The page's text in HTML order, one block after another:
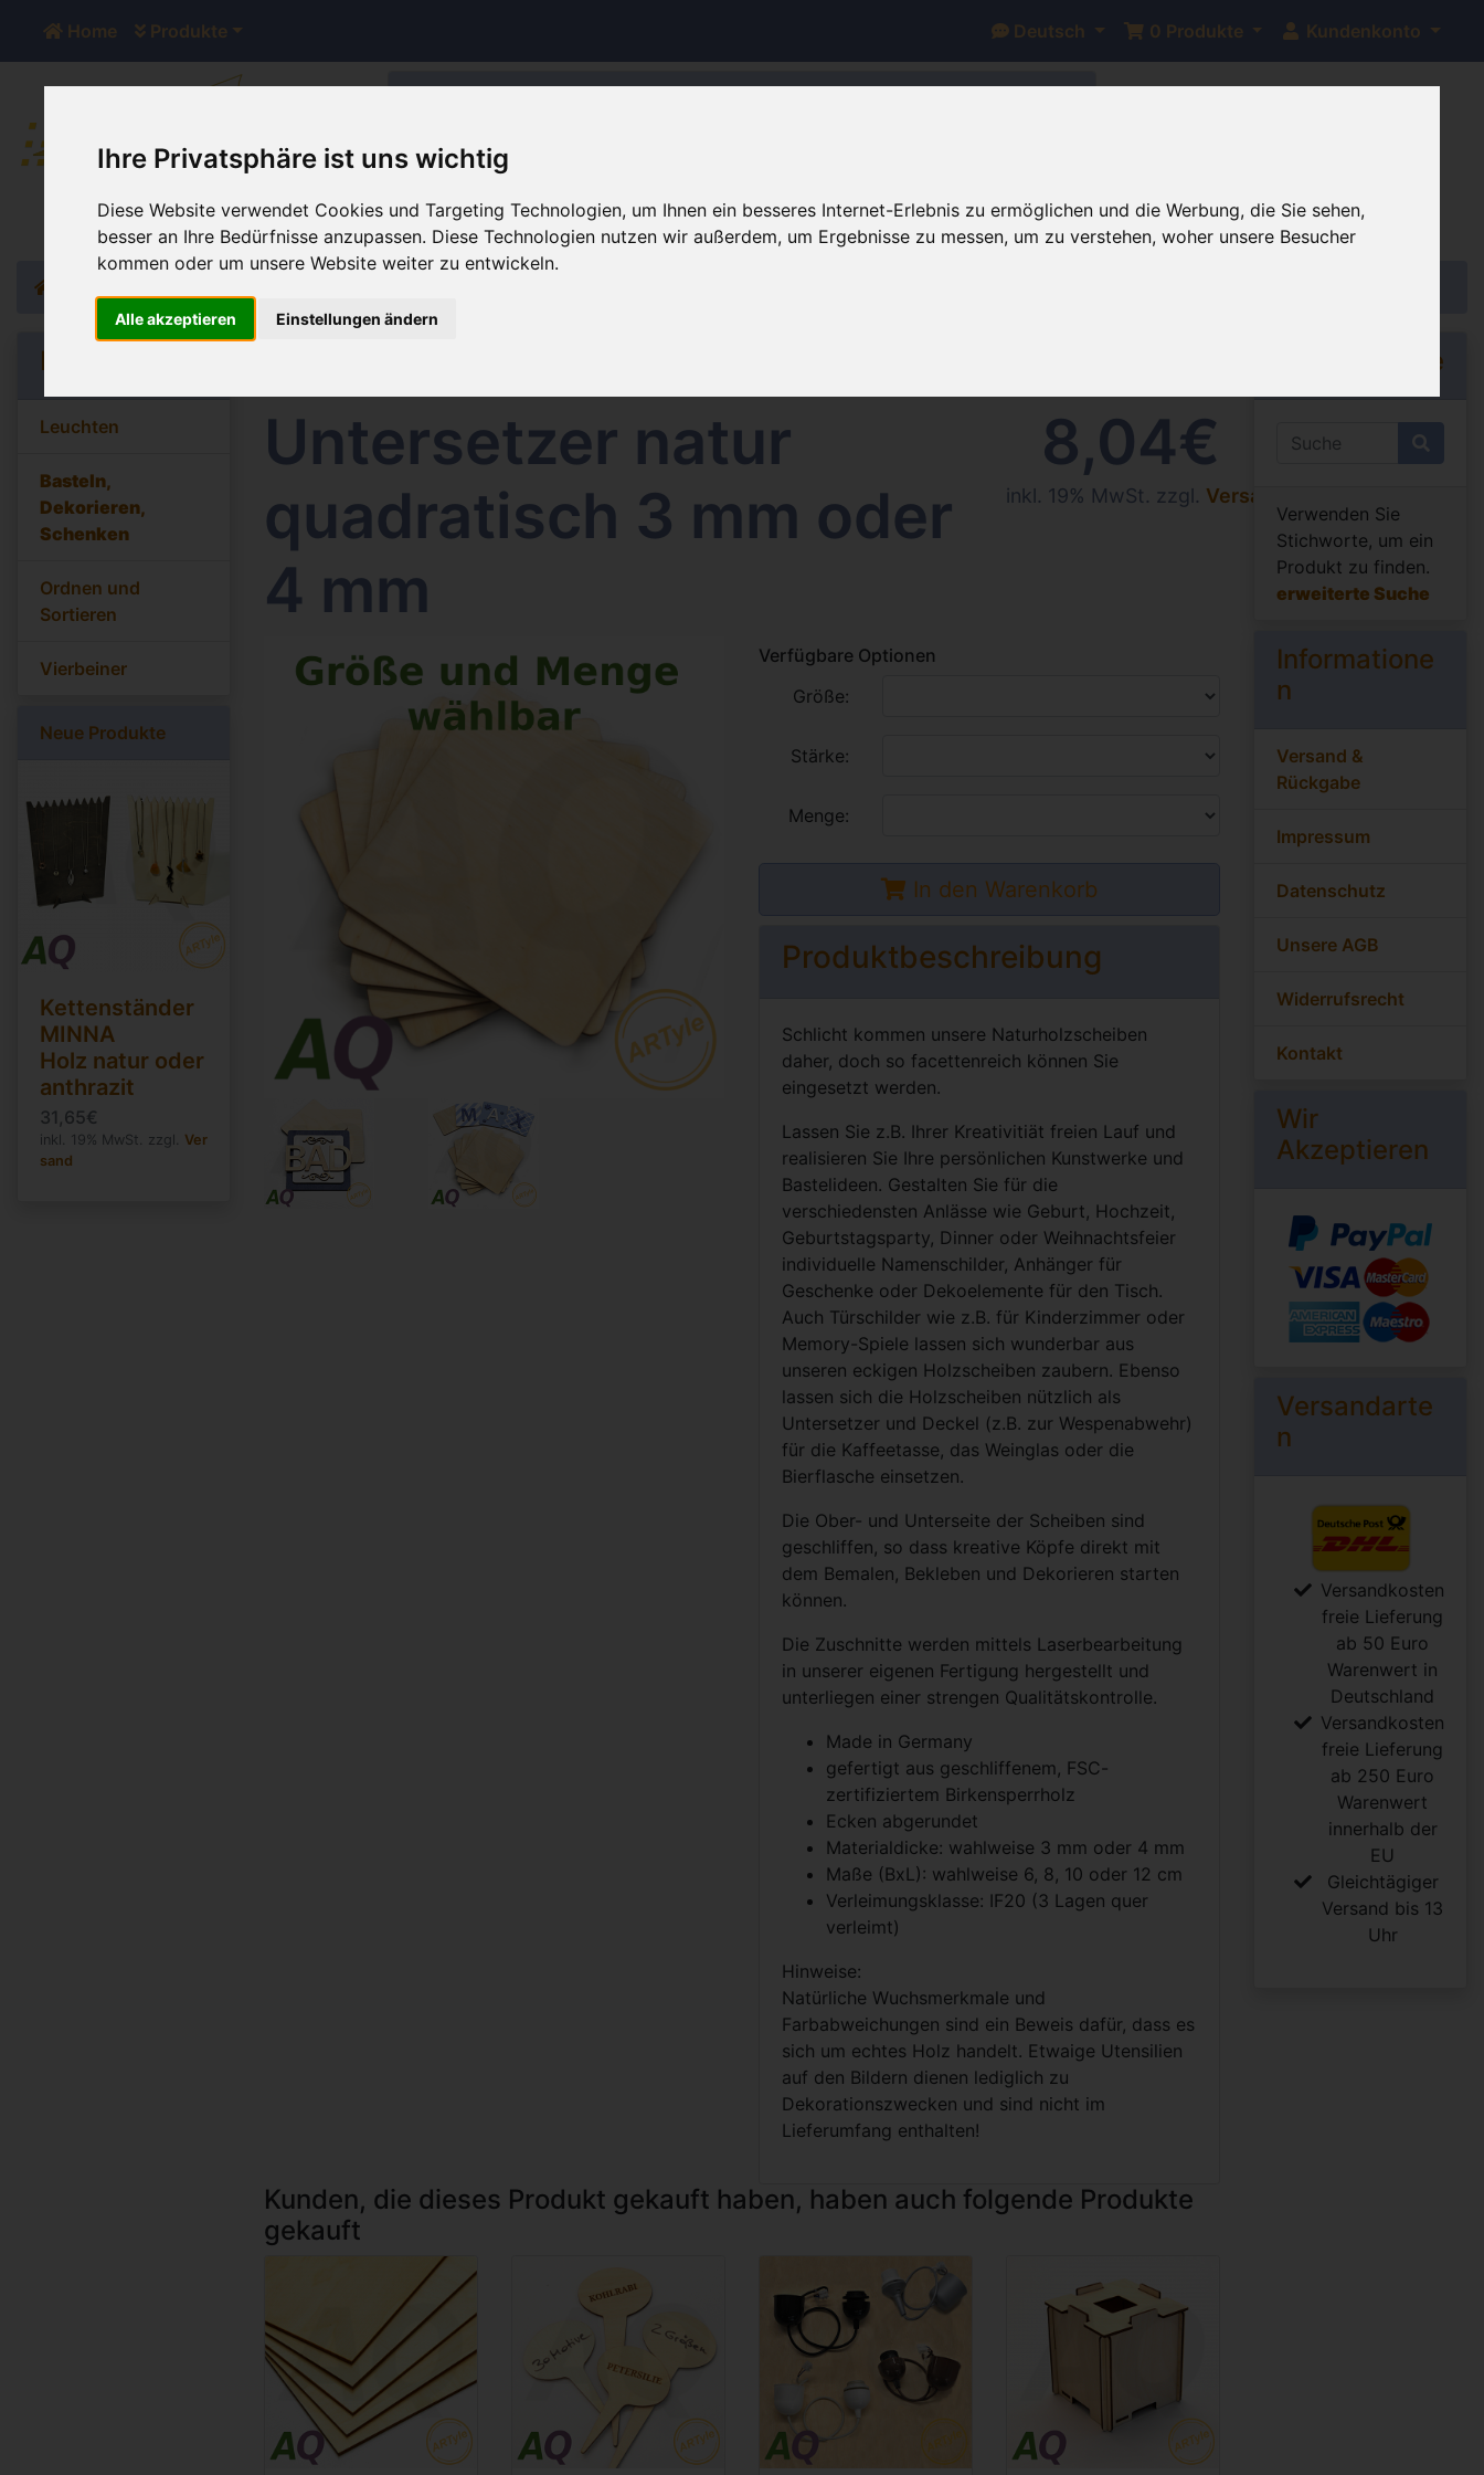
Ihre Privatsphäre ist uns wichtig
Diese Website verwendet Cookies und Targeting Technologien, um Ihnen ein besseres Internet-Erlebnis zu ermöglichen und die Werbung, die Sie sehen,
besser an Ihre Bedürfnisse anzupassen. Diese Technologien nutzen wir außerdem, um Ergebnisse zu messen, um zu verstehen, woher unsere Besucher
kommen oder um unsere Website weiter zu entwickeln.
Alle akzeptieren Einstellungen ändern
Home Produkte Deutsch 0 Produkte Kundenkonto
Der Shop wird aktuell gewartet. Es werden keine Bestellungen bis auf
Weiteres bearbeitet.
Untersetzer natur
quadratisch 3 mm oder
4 mm
8,04€
inkl. 19% MwSt. zzgl. Versand
Verfügbare Optionen
Größe:
Stärke:
Menge:
In den Warenkorb
Produktbeschreibung
Schlicht kommen unsere Naturholzscheiben
daher, doch so facettenreich können Sie
eingesetzt werden.
Lassen Sie z.B. Ihrer Kreativitiät freien Lauf und
realisieren Sie Ihre persönlichen Kunstwerke und
Bastelideen. Gestalten Sie für die
verschiedensten Anlässe wie Geburt, Hochzeit,
Geburtstagsparty, Dinner oder Weihnachtsfeier
individuelle Namenschilder, Anhänger für
Geschenke oder Dekoelemente für den Tisch.
Auch Türschilder wie z.B. für Kinderzimmer oder
Memory-Spiele lassen sich wunderbar aus
unseren eckigen Holzscheiben zaubern. Ebenso
lassen sich die Holzscheiben nützlich als
Untersetzer und Deckel (z.B. zur Wespenabwehr)
für die Kaffeetasse, das Weinglas oder die
Bierflasche einsetzen.
Die Ober- und Unterseite der Scheiben sind
geschliffen, so dass kreative Köpfe direkt mit
dem Bemalen, Bekleben und Dekorieren starten
können.
Die Zuschnitte werden mittels Laserbearbeitung
in unserer eigenen Fertigung hergestellt und
unterliegen einer strengen Qualitätskontrolle.
Made in Germany
gefertigt aus geschliffenem, FSC-
zertifiziertem Birkensperrholz
Ecken abgerundet
Materialdicke: wahlweise 3 mm oder 4 mm
Maße (BxL): wahlweise 6, 8, 10 oder 12 cm
Verleimungsklasse: IF20 (3 Lagen quer
verleimt)
Hinweise:
Natürliche Wuchsmerkmale und
Farbabweichungen sind ein Beweis dafür, dass es
sich um echtes Holz handelt. Etwaige Utensilien
auf den Bildern dienen lediglich zu
Dekorationszwecken und sind nicht im
Lieferumfang enthalten!
Kunden, die dieses Produkt gekauft haben, haben auch folgende Produkte
gekauft
Kategorien
Leuchten
Basteln,
Dekorieren,
Schenken
Ordnen und
Sortieren
Vierbeiner
Neue Produkte
Kettenständer
MINNA
Holz natur oder
anthrazit
31,65€
inkl. 19% MwSt. zzgl. Ver
sand
Schnellsuche
Verwenden Sie
Stichworte, um ein
Produkt zu finden.
erweiterte Suche
Informatione
n
Versand &
Rückgabe
Impressum
Datenschutz
Unsere AGB
Widerrufsrecht
Kontakt
Wir
Akzeptieren
Versandarte
n
Versandkosten
freie Lieferung
ab 50 Euro
Warenwert in
Deutschland
Versandkosten
freie Lieferung
ab 250 Euro
Warenwert
innerhalb der
EU
Gleichtägiger
Versand bis 13
Uhr